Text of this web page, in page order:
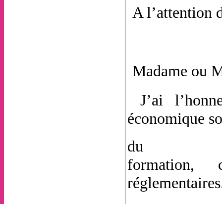
A l’attention
Madame ou
J’ai
économique
du au
formation,